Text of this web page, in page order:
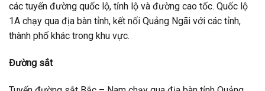
các tuyến đường quốc lộ, tỉnh lộ và đường cao tốc. Quốc lộ
1A chạy qua địa bàn tỉnh, kết nối Quảng Ngãi với các tỉnh,
thành phố khác trong khu vực.
Đường sắt